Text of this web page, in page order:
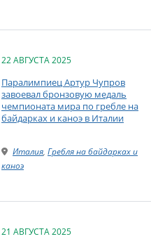
22 АВГУСТА 2025
Паралимпиец Артур Чупров
завоевал бронзовую медаль
чемпионата мира по гребле на
байдарках и каноэ в Италии
Италия, Гребля на байдарках и
каноэ
21 АВГУСТА 2025